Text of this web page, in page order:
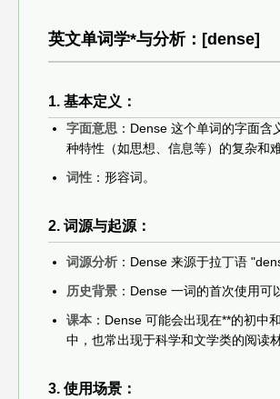
英文单词学*与分析：[dense]
1. 基本定义：
字面意思 ：Dense 这个单词的字面含
种特性（如思想、信息等）的复杂和
词性 ：形容词。
2. 词源与起源：
词源分析 ：Dense 来源于拉丁语
历史背景 ：Dense 一词的首次使用可
课本 ：Dense 可能会出现在**的初中
中，也常出现于科学和文学类的阅读
3. 使用场景：